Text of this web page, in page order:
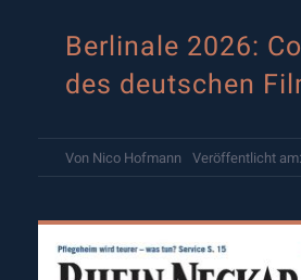
Berlinale 2026:
des deutschen
Von Nico Hofmann Veröffentlicht